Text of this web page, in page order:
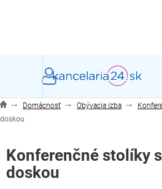
Domácnosť Obývacia izba
doskou
Konferenčné stolíky
doskou